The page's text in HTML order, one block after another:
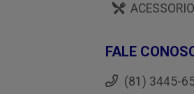
FALE
(81) 3445-